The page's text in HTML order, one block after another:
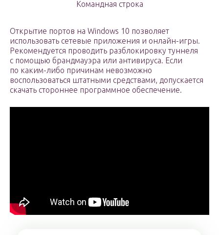
Командная строка
Открытие портов на Windows 10 позволяет
использовать сетевые приложения и онлайн-игры.
Рекомендуется проводить разблокировку туннеля
с помощью брандмауэра или антивируса. Если
по каким-либо причинам невозможно
воспользоваться штатными средствами, допускается
скачать стороннее программное обеспечение.